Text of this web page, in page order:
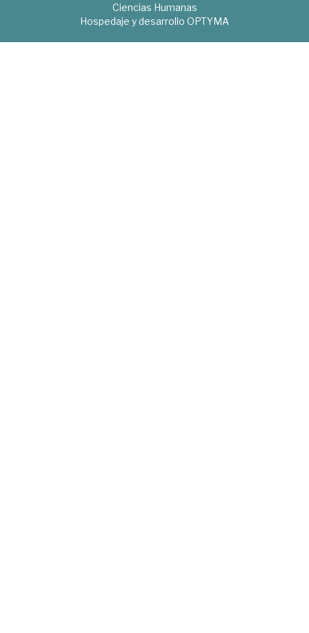
Ciencias Humanas
Hospedaje y desarrollo OPTYMA